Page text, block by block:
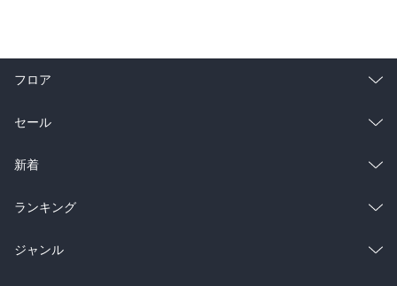
フロア
総合
ラノベ
雑誌・グラビア
BL・TL
セール
総合
ラノベ
雑誌・グラビア
新着
総合
ラノベ
ランキング
総合
ジャンル